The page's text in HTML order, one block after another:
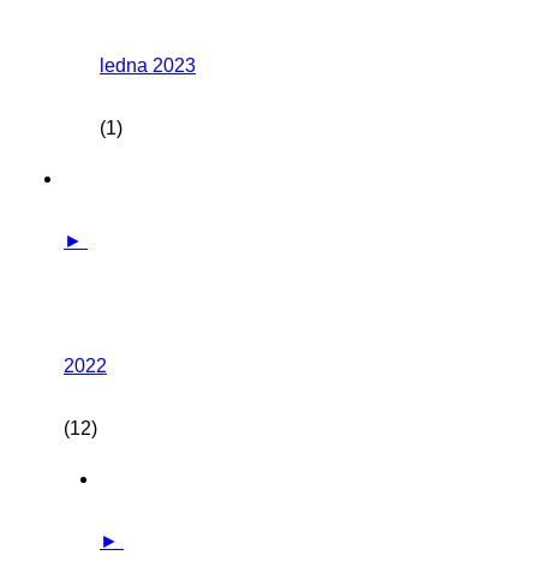
ledna 2023
(1)
►
2022
(12)
►